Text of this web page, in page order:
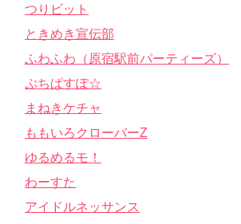
つりビット
ときめき宣伝部
ふわふわ（原宿駅前パーティーズ）
ぷちぱすぽ☆
まねきケチャ
ももいろクローバーZ
ゆるめるモ！
わーすた
アイドルネッサンス